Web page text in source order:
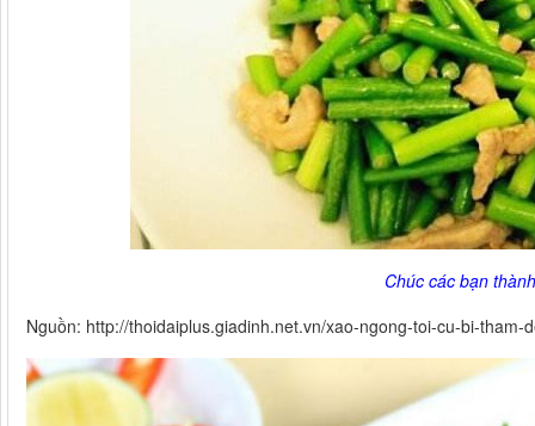
Chúc các bạn
Nguồn: http://thoidaiplus.giadinh.net.vn/xao-ngong-toi-cu-bi-